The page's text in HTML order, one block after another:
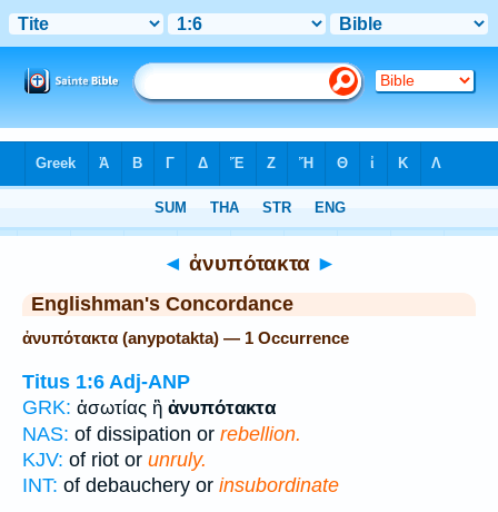
◄ ἀνυπότακτα ►
Englishman's Concordance
ἀνυπότακτα (anypotakta) — 1 Occurrence
Titus 1:6 Adj-ANP
GRK: ἀσωτίας ἢ ἀνυπότακτα
NAS: of dissipation or rebellion.
KJV: of riot or unruly.
INT: of debauchery or insubordinate